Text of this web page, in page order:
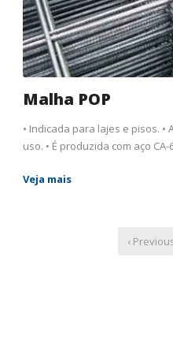
Malha POP
• Indicada para lajes e pisos.
uso. • É produzida com aço
Veja mais
‹